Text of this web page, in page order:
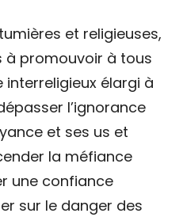
et religieuses,
à promouvoir à tous
interreligieux élargi à
l’ignorance
et ses us et
la méfiance
une confiance
sur le danger des